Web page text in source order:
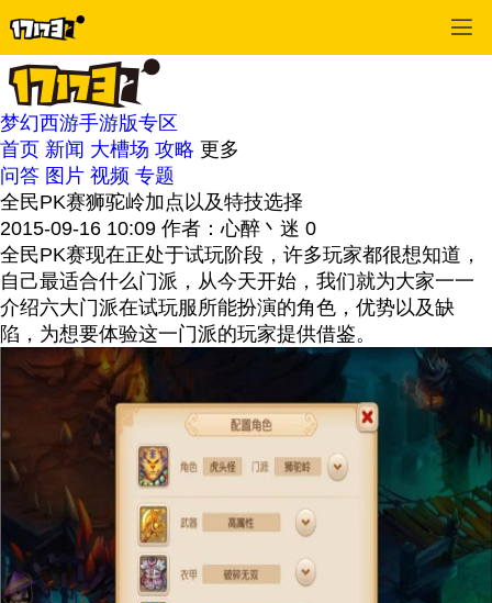
梦幻西游手游版专区
首页 新闻 大槽场 攻略 更多
问答 图片 视频 专题
全民PK赛狮驼岭加点以及特技选择
2015-09-16 10:09 作者：心醉丶迷 0
全民PK赛现在正处于试玩阶段，许多玩家都很想知道，
自己最适合什么门派，从今天开始，我们就为大家一一
介绍六大门派在试玩服所能扮演的角色，优势以及缺
陷，为想要体验这一门派的玩家提供借鉴。